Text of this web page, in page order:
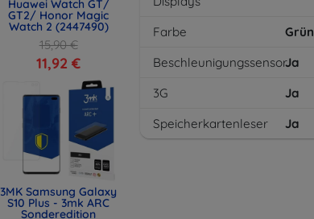
Huawei Watch GT/
GT2/ Honor Magic
Watch 2 (2447490)
15,90 €
11,92 €
3MK Samsung Galaxy
S10 Plus - 3mk ARC
Sonderedition
Farbe
Grün
BeschleunigungssensorJa
3G
Ja
Speicherkartenleser
Ja